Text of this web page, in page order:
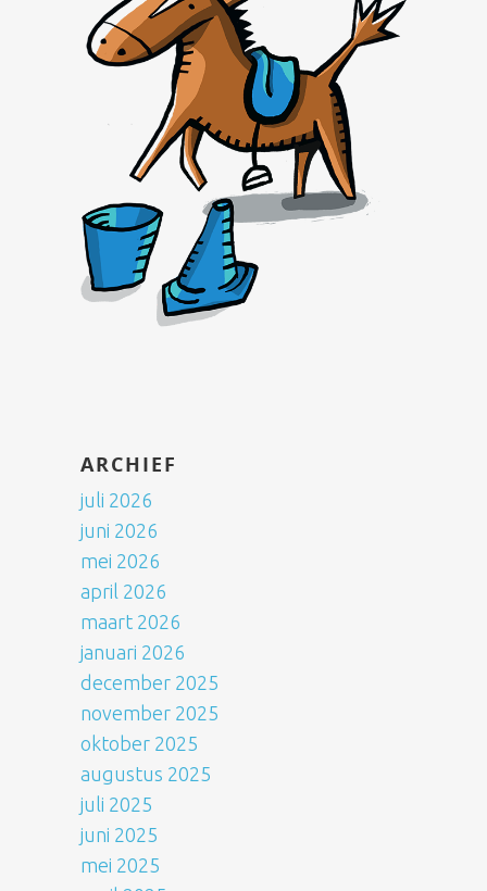
ARCHIEF
juli 2026
juni 2026
mei 2026
april 2026
maart 2026
januari 2026
december 2025
november 2025
oktober 2025
augustus 2025
juli 2025
juni 2025
mei 2025